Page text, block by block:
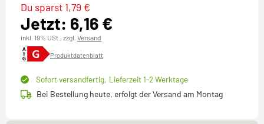
Jetzt: 6,16 €
Du sparst 1,79 €
inkl. 19% USt., zzgl. Versand
Produktdatenblatt
Sofort versandfertig, Lieferzeit 1-2 Werktage
Bei Bestellung heute, erfolgt der Versand am Montag